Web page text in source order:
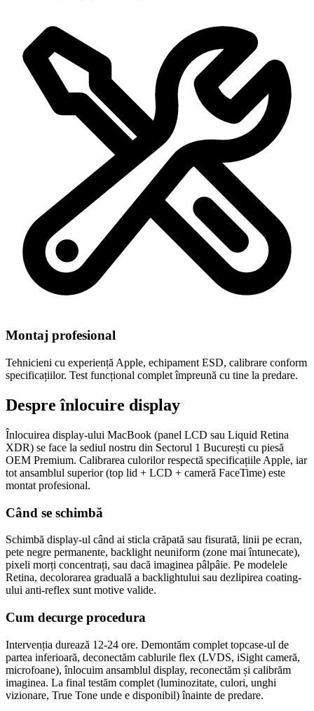
Montaj profesional
Tehnicieni cu experiență Apple, echipament ESD, calibrare conform
specificațiilor. Test funcțional complet împreună cu tine la predare.
Despre înlocuire display
Înlocuirea display-ului MacBook (panel LCD sau Liquid Retina
XDR) se face la sediul nostru din Sectorul 1 București cu piesă
OEM Premium. Calibrarea culorilor respectă specificațiile Apple, iar
tot ansamblul superior (top lid + LCD + cameră FaceTime) este
montat profesional.
Când se schimbă
Schimbă display-ul când ai sticla crăpată sau fisurată, linii pe ecran,
pete negre permanente, backlight neuniform (zone mai întunecate),
pixeli morți concentrați, sau dacă imaginea pâlpâie. Pe modelele
Retina, decolorarea graduală a backlightului sau dezlipirea coating-
ului anti-reflex sunt motive valide.
Cum decurge procedura
Intervenția durează 12-24 ore. Demontăm complet topcase-ul de
partea inferioară, deconectăm cablurile flex (LVDS, iSight cameră,
microfoane), înlocuim ansamblul display, reconectăm și calibrăm
imaginea. La final testăm complet (luminozitate, culori, unghi
vizionare, True Tone unde e disponibil) înainte de predare.